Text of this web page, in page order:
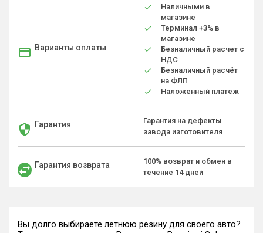
Варианты оплаты
Наличными в
магазине
Терминал +3% в
магазине
Безналичный расчет с
НДС
Безналичный расчёт
на ФЛП
Наложенный платеж
Гарантия
Гарантия на дефекты
завода изготовителя
Гарантия возврата
100% возврат и обмен в
течение 14 дней
Вы долго выбираете летнюю резину для своего авто?